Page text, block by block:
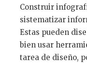
Construir
sistematizar
Estas pueden
bien usar
tarea de diseño,